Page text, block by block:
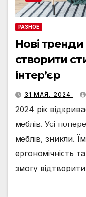
РАЗНОЕ
Нові тренди
створити
інтер’єр
31 МАЯ, 2024
2024 рік
меблів. Усі
меблів, зникли.
ергономічність
змогу